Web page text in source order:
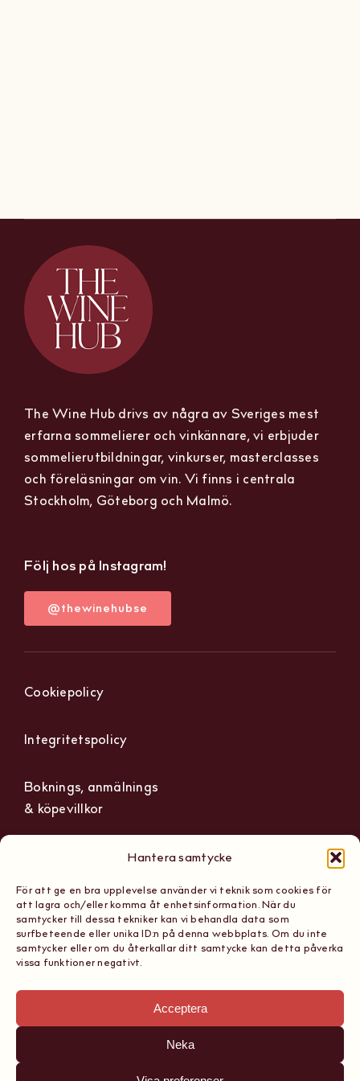
Hantera samtycke
För att ge en bra upplevelse använder vi teknik som cookies för
att lagra och/eller komma åt enhetsinformation. När du
samtycker till dessa tekniker kan vi behandla data som
surfbeteende eller unika ID:n på denna webbplats. Om du inte
samtycker eller om du återkallar ditt samtycke kan detta påverka
vissa funktioner negativt.
Acceptera
Neka
The Wine Hub drivs av några av Sveriges mest
erfarna sommelierer och vinkännare, vi erbjuder
sommelierutbildningar, vinkurser, masterclasses
och föreläsningar om vin. Vi finns i centrala
Stockholm, Göteborg och Malmö.
Följ hos på Instagram!
@thewinehubse
Cookiepolicy
Integritetspolicy
Boknings, anmälnings
& köpevillkor
The Wine Hub
Scandinavian School of
Sommeliers AB
Sibyllegatan 15, 11442
Org nummer: 559236-1165
Tel: 08 867 161